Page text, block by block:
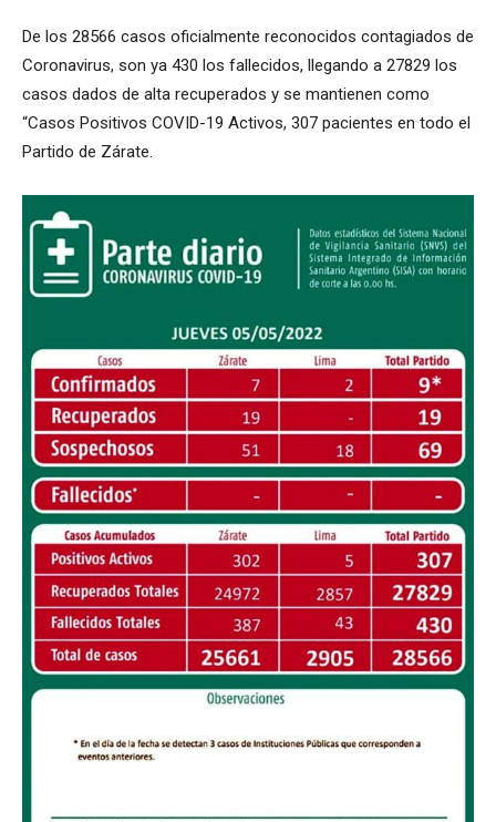
De los 28566 casos oficialmente reconocidos contagiados de
Coronavirus, son ya 430 los fallecidos, llegando a 27829 los
casos dados de alta recuperados y se mantienen como
“Casos Positivos COVID-19 Activos, 307 pacientes en todo el
Partido de Zárate.